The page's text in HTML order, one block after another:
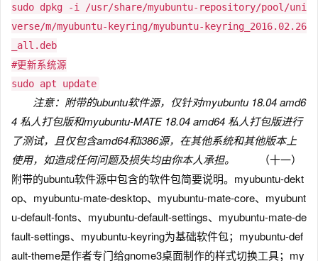
sudo dpkg -i /usr/share/myubuntu-repository/pool/uni
verse/m/myubuntu-keyring/myubuntu-keyring_2016.02.26
_all.deb
#更新系统源
sudo apt update
注意：附带的ubuntu软件源，仅针对myubuntu 18.04 amd6
4 私人打包版和myubuntu-MATE 18.04 amd64 私人打包版进行
了测试，且仅包含amd64和i386源，在其他系统和其他版本上
使用，如造成任何问题及损失均由你本人承担。
（十一）
附带的ubuntu软件源中包含的软件包简要说明。myubuntu-dekt
op、myubuntu-mate-desktop、myubuntu-mate-core、myubunt
u-default-fonts、myubuntu-default-settings、myubuntu-mate-de
fault-settings、myubuntu-keyring为基础软件包；myubuntu-def
ault-theme是作者专门给gnome3桌面制作的样式切换工具；my